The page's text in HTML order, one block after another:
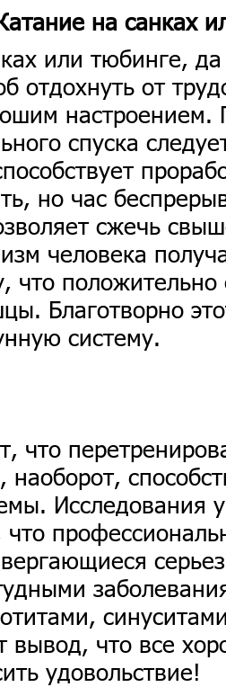
на санках
или тюбинге,
отдохнуть от
настроением.
спуска
но час
сжечь
человека
что
Благотворно
систему.
что
наоборот,
Исследования
что
вывод, что все
удовольствие!